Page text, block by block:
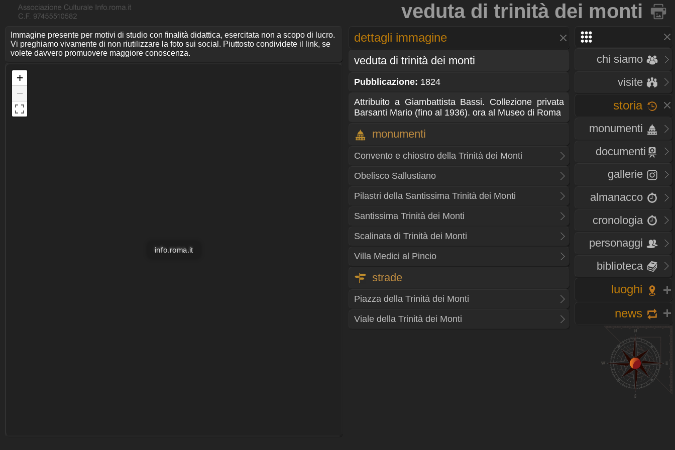
veduta di trinità dei monti
chi siamo
visite
storia
monumenti
documenti
gallerie
almanacco
cronologia
personaggi
biblioteca
luoghi
news
Immagine presente per motivi di studio con finalità didattica, esercitata non a scopo di lucro.
Vi preghiamo vivamente di non riutilizzare la foto sui social. Piuttosto condividete il link, se
volete davvero promuovere maggiore conoscenza.
+
−
info.roma.it
dettagli immagine
veduta di trinità dei monti
Pubblicazione: 1824
Attribuito a Giambattista Bassi. Collezione privata
Barsanti Mario (fino al 1936). ora al Museo di Roma
monumenti
Convento e chiostro della Trinità dei Monti
Obelisco Sallustiano
Pilastri della Santissima Trinità dei Monti
Santissima Trinità dei Monti
Scalinata di Trinità dei Monti
Villa Medici al Pincio
strade
Piazza della Trinità dei Monti
Viale della Trinità dei Monti